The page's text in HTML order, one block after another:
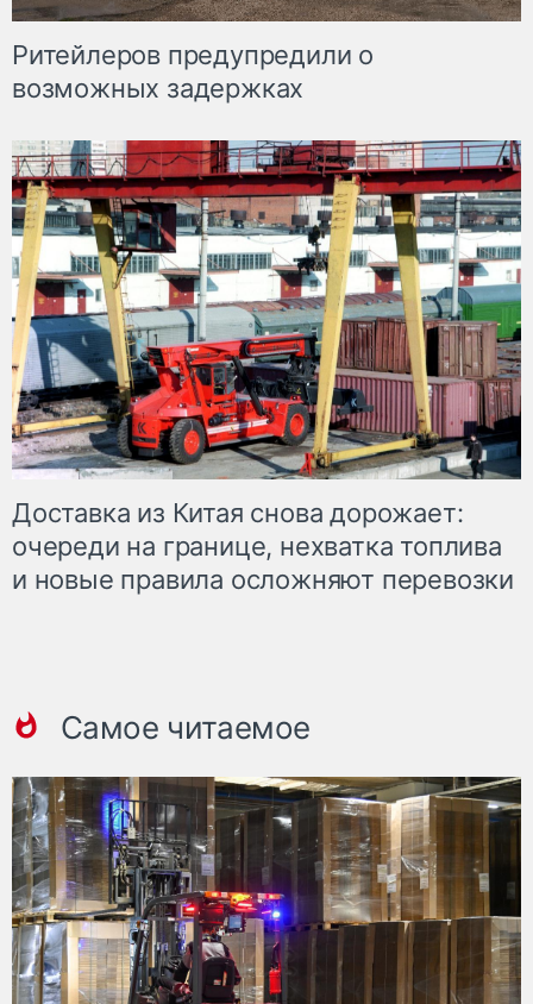
Ритейлеров предупредили о
возможных задержках
Доставка из Китая снова дорожает:
очереди на границе, нехватка топлива
и новые правила осложняют перевозки
Самое читаемое